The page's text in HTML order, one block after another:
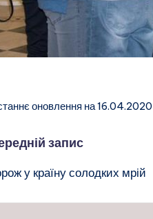
оновлення на 16.04.2020
запис
у країну солодких мрій